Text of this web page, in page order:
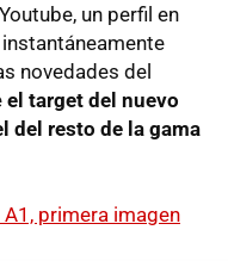
un perfil en
novedades del
el target del nuevo
del resto de la gama
A1, primera imagen